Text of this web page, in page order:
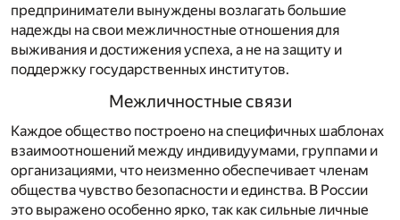
предприниматели вынуждены возлагать большие
надежды на свои межличностные отношения для
выживания и достижения успеха, а не на защиту и
поддержку государственных институтов.
Межличностные связи
Каждое общество построено на специфичных шаблонах
взаимоотношений между индивидуумами, группами и
организациями, что неизменно обеспечивает членам
общества чувство безопасности и единства. В России
это выражено особенно ярко, так как сильные личные